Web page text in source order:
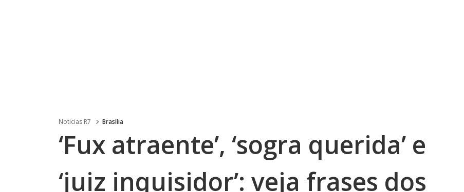
Noticias R7 Brasília
‘Fux atraente’, ‘sogra querida’ e
‘juiz inquisidor’: veja frases dos